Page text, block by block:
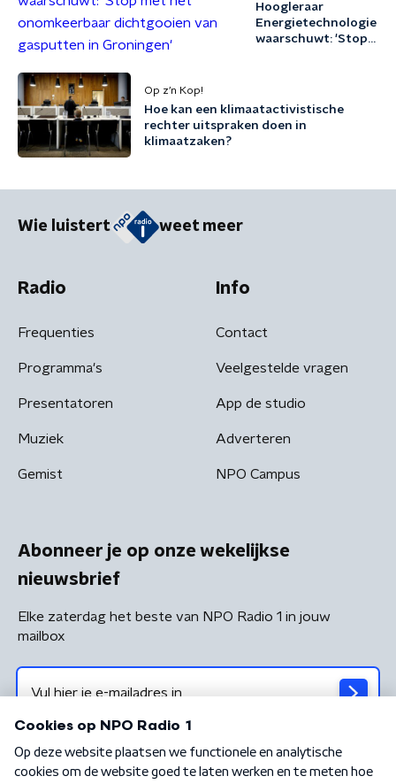
Hoogleraar
Energietechnologie
waarschuwt: 'Stop
gasputten in
Groningen'
Op z’n Kop!
Hoe kan een klimaatactivistische
rechter uitspraken doen in
klimaatzaken?
Wie luistert weet meer
Radio
Frequenties
Programma's
Presentatoren
Muziek
Gemist
Info
Contact
Veelgestelde vragen
App de studio
Adverteren
NPO Campus
Abonneer je op onze wekelijkse
nieuwsbrief
Elke zaterdag het beste van NPO Radio 1 in jouw
mailbox